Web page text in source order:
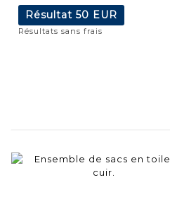
Résultat 50 EUR
Résultats sans frais